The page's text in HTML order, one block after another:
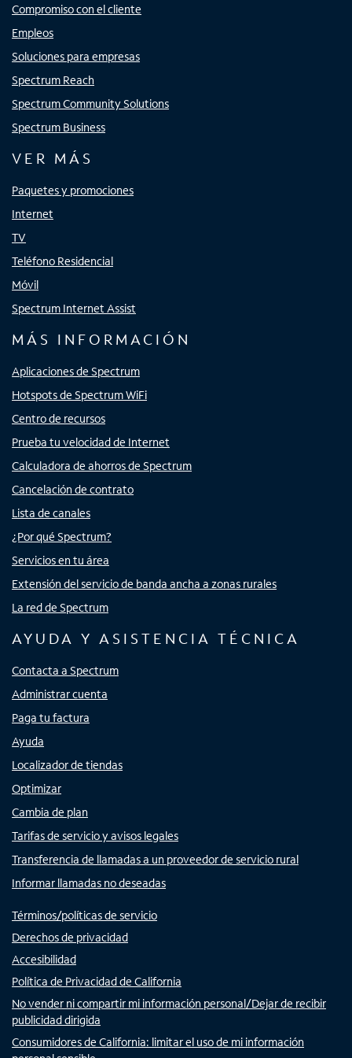
Compromiso con el cliente
Empleos
Soluciones para empresas
Spectrum Reach
Spectrum Community Solutions
Spectrum Business
VER MÁS
Paquetes y promociones
Internet
TV
Teléfono Residencial
Móvil
Spectrum Internet Assist
MÁS INFORMACIÓN
Aplicaciones de Spectrum
Hotspots de Spectrum WiFi
Centro de recursos
Prueba tu velocidad de Internet
Calculadora de ahorros de Spectrum
Cancelación de contrato
Lista de canales
¿Por qué Spectrum?
Servicios en tu área
Extensión del servicio de banda ancha a zonas rurales
La red de Spectrum
AYUDA Y ASISTENCIA TÉCNICA
Contacta a Spectrum
Administrar cuenta
Paga tu factura
Ayuda
Localizador de tiendas
Optimizar
Cambia de plan
Tarifas de servicio y avisos legales
Transferencia de llamadas a un proveedor de servicio rural
Informar llamadas no deseadas
Términos/políticas de servicio
Derechos de privacidad
Accesibilidad
Política de Privacidad de California
No vender ni compartir mi información personal/Dejar de recibir
publicidad dirigida
Consumidores de California: limitar el uso de mi información